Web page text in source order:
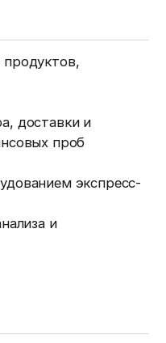
продуктов,
доставки и
проб
экспресс-
и